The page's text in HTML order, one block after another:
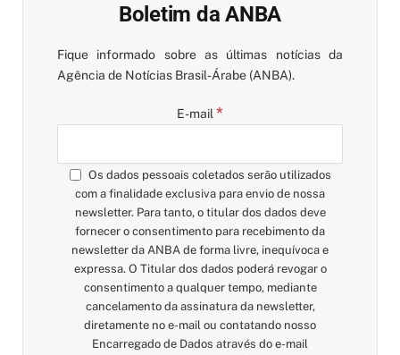
Boletim da ANBA
Fique informado sobre as últimas notícias da
Agência de Notícias Brasil-Árabe (ANBA).
E-mail *
Os dados pessoais coletados serão utilizados
com a finalidade exclusiva para envio de nossa
newsletter. Para tanto, o titular dos dados deve
fornecer o consentimento para recebimento da
newsletter da ANBA de forma livre, inequívoca e
expressa. O Titular dos dados poderá revogar o
consentimento a qualquer tempo, mediante
cancelamento da assinatura da newsletter,
diretamente no e-mail ou contatando nosso
Encarregado de Dados através do e-mail